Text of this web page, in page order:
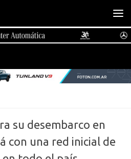
su desembarco en
con una red inicial de